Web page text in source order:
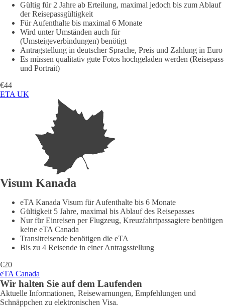
Gültig für 2 Jahre ab Erteilung, maximal jedoch bis zum Ablauf
der Reisepassgültigkeit
Für Aufenthalte bis maximal 6 Monate
Wird unter Umständen auch für
(Umsteigeverbindungen) benötigt
Antragstellung in deutscher Sprache, Preis und Zahlung in Euro
Es müssen qualitativ gute Fotos hochgeladen werden (Reisepass
und Portrait)
€44
ETA UK
Visum Kanada
eTA Kanada Visum für Aufenthalte bis 6 Monate
Gültigkeit 5 Jahre, maximal bis Ablauf des Reisepasses
Nur für Einreisen per Flugzeug, Kreuzfahrtpassagiere benötigen
keine eTA Canada
Transitreisende benötigen die eTA
Bis zu 4 Reisende in einer Antragsstellung
€20
eTA Canada
Wir halten Sie auf dem Laufenden
Aktuelle Informationen, Reisewarnungen, Empfehlungen und
Schnäppchen zu elektronischen Visa.